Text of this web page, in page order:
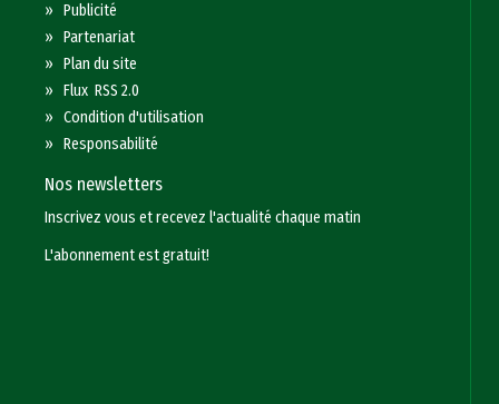
»Publicité
»Partenariat
»Plan du site
»Flux RSS 2.0
»Condition d'utilisation
»Responsabilité
Nos newsletters
Inscrivez vous et recevez l'actualité chaque matin
L'abonnement est gratuit!